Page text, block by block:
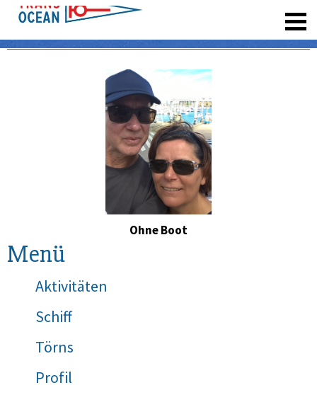
Ohne Boot
Menü
Aktivitäten
Schiff
Törns
Profil